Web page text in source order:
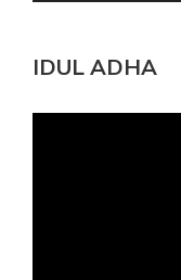
IDUL ADHA